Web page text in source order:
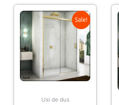
Sale!
Usi de dus